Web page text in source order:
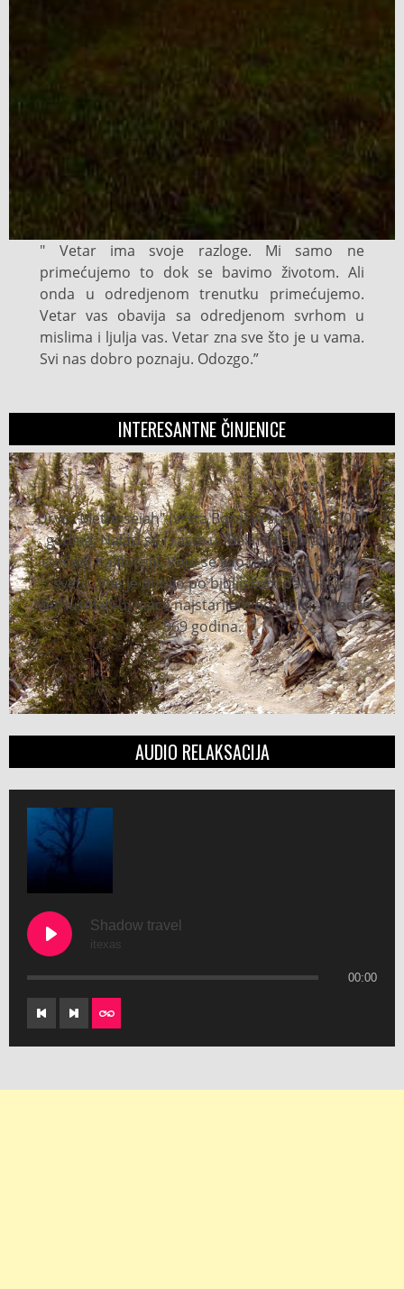
" Vetar ima svoje razloge. Mi samo ne
primećujemo to dok se bavimo životom. Ali
onda u odredjenom trenutku primećujemo.
Vetar vas obavija sa odredjenom svrhom u
mislima i ljulja vas. Vetar zna sve što je u vama.
Svi nas dobro poznaju. Odozgo.”
INTERESANTNE ČINJENICE
Drvo "Methuseiah" (vrsta Bora) je staro oko 5000
godina. Nalazi se i raste u "Belim planinama" u
istočnoj Kaliforniji. Vodi se kao najstarije drvo na
svetu. Ime je dobilo po biblijskom patrijarhu
Methuselah-u, inače najstarijem po bibliji. Živeo je
969 godina.
AUDIO RELAKSACIJA
Shadow travel
itexas
00:00